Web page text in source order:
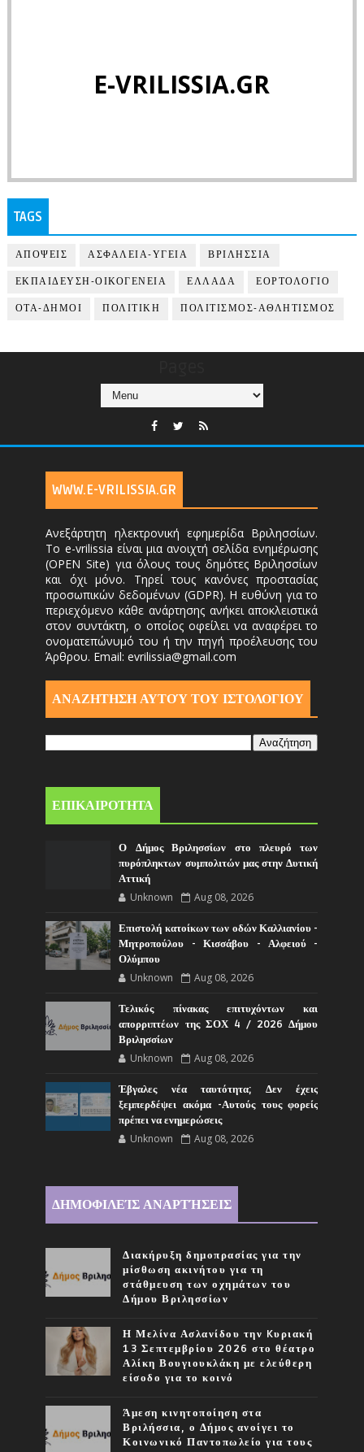
E-VRILISSIA.GR
TAGS
ΑΠΟΨΕΙΣ ΑΣΦΑΛΕΙΑ-ΥΓΕΙΑ ΒΡΙΛΗΣΣΙΑ
ΕΚΠΑΙΔΕΥΣΗ-ΟΙΚΟΓΕΝΕΙΑ ΕΛΛΑΔΑ ΕΟΡΤΟΛΟΓΙΟ
ΟΤΑ-ΔΗΜΟΙ ΠΟΛΙΤΙΚΗ ΠΟΛΙΤΙΣΜΟΣ-ΑΘΛΗΤΙΣΜΟΣ
WWW.E-VRILISSIA.GR
Ανεξάρτητη ηλεκτρονική εφημερίδα Βριλησσίων.
Το e-vrilissia είναι μια ανοιχτή σελίδα ενημέρωσης
(OPEN Site) για όλους τους δημότες Βριλησσίων
και όχι μόνο. Τηρεί τους κανόνες προστασίας
προσωπικών δεδομένων (GDPR). Η ευθύνη για το
περιεχόμενο κάθε ανάρτησης ανήκει αποκλειστικά
στον συντάκτη, ο οποίος οφείλει να αναφέρει το
ονοματεπώνυμό του ή την πηγή προέλευσης του
Άρθρου. Email: evrilissia@gmail.com
ΑΝΑΖΗΤΗΣΗ ΑΥΤΟΎ ΤΟΥ ΙΣΤΟΛΟΓΙΟΥ
ΕΠΙΚΑΙΡΟΤΗΤΑ
Ο Δήμος Βριλησσίων στο πλευρό των
πυρόπληκτων συμπολιτών μας στην Δυτική
Αττική
Unknown Aug 08, 2026
Επιστολή κατοίκων των οδών Καλλιανίου -
Μητροπούλου - Κισσάβου - Αλφειού -
Ολύμπου
Unknown Aug 08, 2026
Τελικός πίνακας επιτυχόντων και
απορριπτέων της ΣΟΧ 4 / 2026 Δήμου
Βριλησσίων
Unknown Aug 08, 2026
Έβγαλες νέα ταυτότητα; Δεν έχεις
ξεμπερδέψει ακόμα -Αυτούς τους φορείς
πρέπει να ενημερώσεις
Unknown Aug 08, 2026
ΔΗΜΟΦΙΛΕΊΣ ΑΝΑΡΤΉΣΕΙΣ
Διακήρυξη δημοπρασίας για την
μίσθωση ακινήτου για τη
στάθμευση των οχημάτων του
Δήμου Βριλησσίων
Η Μελίνα Ασλανίδου την Kυριακή
13 Σεπτεμβρίου 2026 στο θέατρο
Αλίκη Βουγιουκλάκη με ελεύθερη
είσοδο για το κοινό
Άμεση κινητοποίηση στα
Βριλήσσια, ο Δήμος ανοίγει το
Κοινωνικό Παντοπωλείο για τους